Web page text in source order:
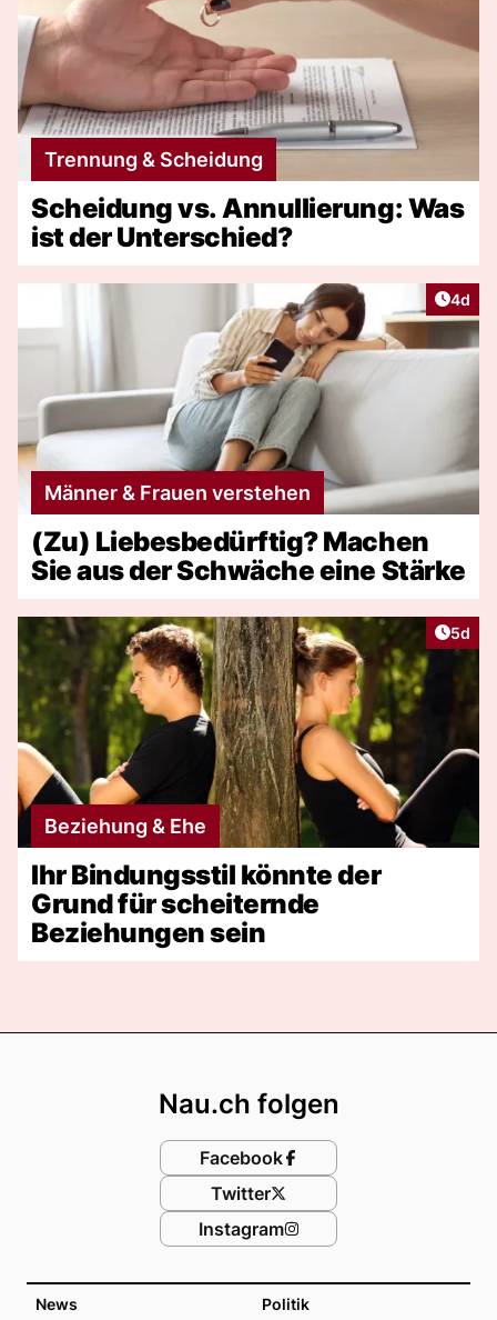
Trennung & Scheidung
Scheidung vs. Annullierung: Was
ist der Unterschied?
4d
Männer & Frauen verstehen
(Zu) Liebesbedürftig? Machen
Sie aus der Schwäche eine Stärke
5d
Beziehung & Ehe
Ihr Bindungsstil könnte der
Grund für scheiternde
Beziehungen sein
News Politik
Nau.ch folgen
Facebook
Twitter
Instagram